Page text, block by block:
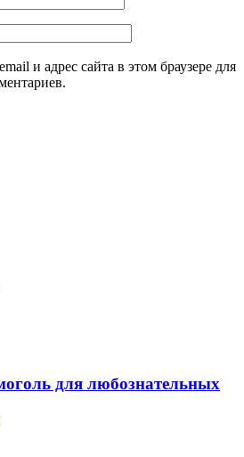
и адрес сайта в этом браузере для
для любознательных